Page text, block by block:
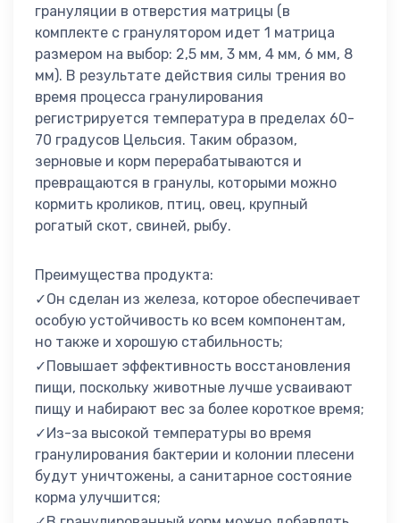
грануляции в отверстия матрицы (в
комплекте с гранулятором идет 1 матрица
размером на выбор: 2,5 мм, 3 мм, 4 мм, 6 мм, 8
мм). В результате действия силы трения во
время процесса гранулирования
регистрируется температура в пределах 60-
70 градусов Цельсия. Таким образом,
зерновые и корм перерабатываются и
превращаются в гранулы, которыми можно
кормить кроликов, птиц, овец, крупный
рогатый скот, свиней, рыбу.
Преимущества продукта:
✓Он сделан из железа, которое обеспечивает
особую устойчивость ко всем компонентам,
но также и хорошую стабильность;
✓Повышает эффективность восстановления
пищи, поскольку животные лучше усваивают
пищу и набирают вес за более короткое время;
✓Из-за высокой температуры во время
гранулирования бактерии и колонии плесени
будут уничтожены, а санитарное состояние
корма улучшится;